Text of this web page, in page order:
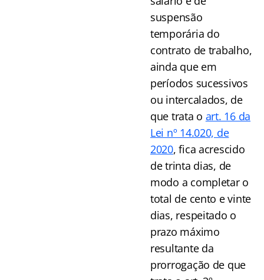
suspensão
temporária do
contrato de trabalho,
ainda que em
períodos sucessivos
ou intercalados, de
que trata o art. 16 da
Lei nº 14.020, de
2020, fica acrescido
de trinta dias, de
modo a completar o
total de cento e vinte
dias, respeitado o
prazo máximo
resultante da
prorrogação de que